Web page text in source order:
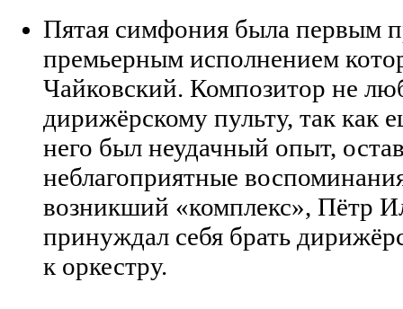
Пятая симфония была первым
премьерным исполнением
Чайковский. Композитор не
дирижёрскому пульту, так как
него был неудачный опыт,
неблагоприятные
возникший «комплекс», Пётр
принуждал себя брать
к оркестру.